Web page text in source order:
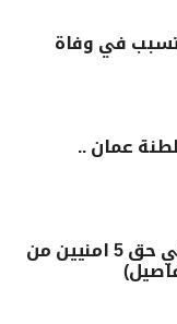
في وفاة
عمان ..
ابطاقة ايداع بالسجن في حق 5 امنيين من